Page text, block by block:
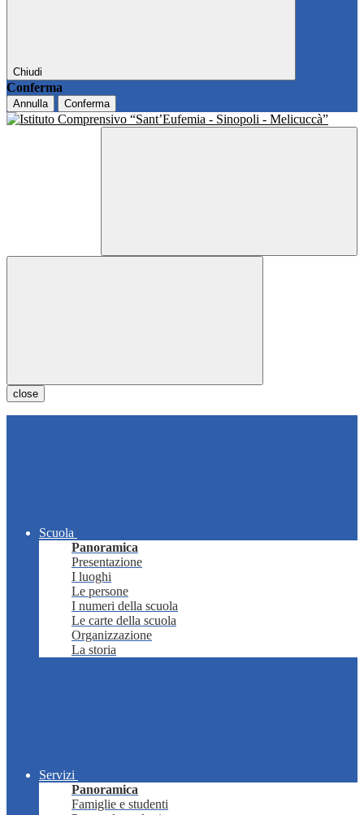
Chiudi
Conferma
Annulla Conferma
close
Scuola
Panoramica
Presentazione
I luoghi
Le persone
I numeri della scuola
Le carte della scuola
Organizzazione
La storia
Servizi
Panoramica
Famiglie e studenti